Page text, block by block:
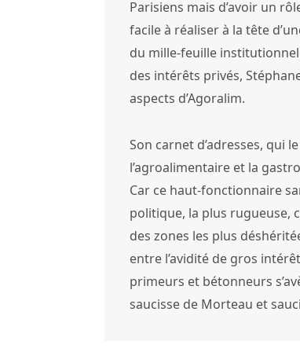
Parisiens mais d’avoir un
facile à réaliser à la tête
du mille-feuille
des intérêts privés,
aspects d’Agoralim.
Son carnet d’adresses, qui
l’agroalimentaire et la
Car ce haut-fonctionnaire
politique, la plus rugueuse,
des zones les plus
entre l’avidité de gros
primeurs et bétonneurs
saucisse de Morteau et